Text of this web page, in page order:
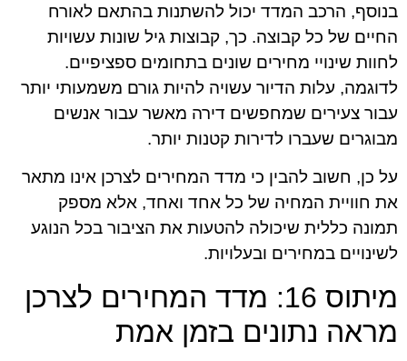
בנוסף, הרכב המדד יכול להשתנות בהתאם לאורח
החיים של כל קבוצה. כך, קבוצות גיל שונות עשויות
לחוות שינויי מחירים שונים בתחומים ספציפיים.
לדוגמה, עלות הדיור עשויה להיות גורם משמעותי יותר
עבור צעירים שמחפשים דירה מאשר עבור אנשים
מבוגרים שעברו לדירות קטנות יותר.
על כן, חשוב להבין כי מדד המחירים לצרכן אינו מתאר
את חוויית המחיה של כל אחד ואחד, אלא מספק
תמונה כללית שיכולה להטעות את הציבור בכל הנוגע
לשינויים במחירים ובעלויות.
מיתוס 16: מדד המחירים לצרכן
מראה נתונים בזמן אמת